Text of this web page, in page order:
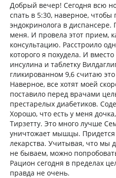
Добрый вечер! Сегодня всю
спать в 5:30, наверное,
эндокринолога в диспансере.
меня. И провела этот прием,
консультацию. Расстроило
которого я похудела. И
инсулина и таблетку
гликированном 9,6 считаю
Наверное, все хотят моей
поставило перед врачами
престарелых диабетиков.
Хорошо, что есть у меня
Тирзетту. Это много лучше
уничтожает мышцы. Придется
лекарства. Учитывая, что мы
не бываем, можно
Рацион сегодня в пределах
правда не очень.